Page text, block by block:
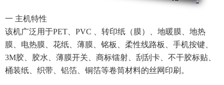
一 主机特性
该机广泛用于PET、PVC 、转印纸（膜）、地暖膜、地热
膜、电热膜、花纸、薄膜、铭板、柔性线路板、手机按键、
3M胶、胶水、薄膜开关、商标镭射、刮刮卡、不干胶标贴、
桶装纸、织带、铝箔、铜箔等卷筒材料的丝网印刷。